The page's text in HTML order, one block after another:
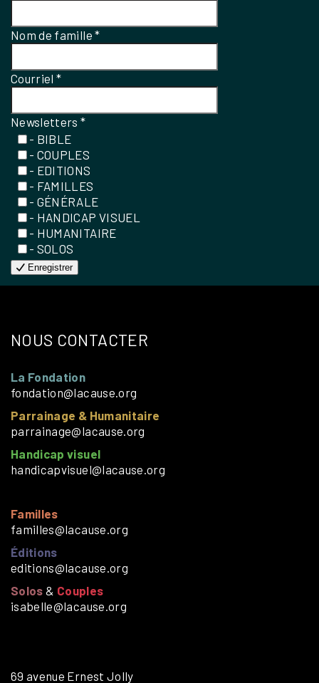
Nom de famille*
Courriel*
Newsletters*
- BIBLE
- COUPLES
- EDITIONS
- FAMILLES
- GÉNÉRALE
- HANDICAP VISUEL
- HUMANITAIRE
- SOLOS
Enregistrer
NOUS CONTACTER
La Fondation
fondation@lacause.org
Parrainage & Humanitaire
parrainage@lacause.org
Handicap visuel
handicapvisuel@lacause.org
Familles
familles@lacause.org
Éditions
editions@lacause.org
Solos & Couples
isabelle@lacause.org
69 avenue Ernest Jolly